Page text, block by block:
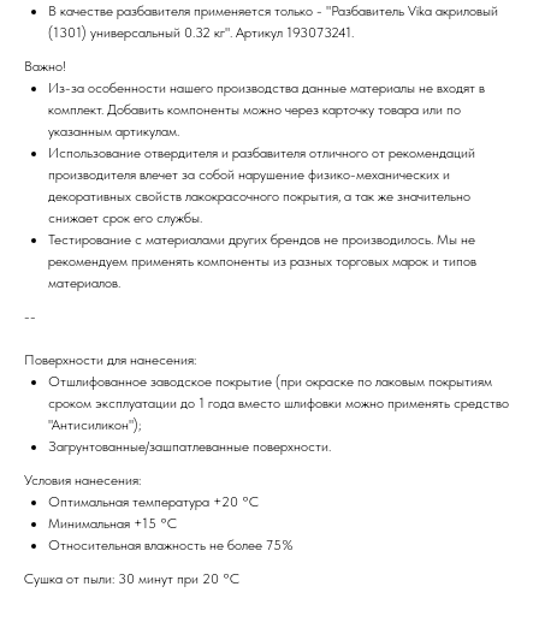
В качестве разбавителя применяется только - "Разбавитель Vika акриловый
(1301) универсальный 0.32 кг". Артикул 193073241.
Важно!
Из-за особенности нашего производства данные материалы не входят в
комплект. Добавить компоненты можно через карточку товара или по
указанным артикулам.
Использование отвердителя и разбавителя отличного от рекомендаций
производителя влечет за собой нарушение физико-механических и
декоративных свойств лакокрасочного покрытия, а так же значительно
снижает срок его службы.
Тестирование с материалами других брендов не производилось. Мы не
рекомендуем применять компоненты из разных торговых марок и типов
материалов.
--
Поверхности для нанесения:
Отшлифованное заводское покрытие (при окраске по лаковым покрытиям
сроком эксплуатации до 1 года вместо шлифовки можно применять средство
"Антисиликон");
Загрунтованные/зашпатлеванные поверхности.
Условия нанесения:
Оптимальная температура +20 °С
Минимальная +15 °С
Относительная влажность не более 75%
Сушка от пыли: 30 минут при 20 °С